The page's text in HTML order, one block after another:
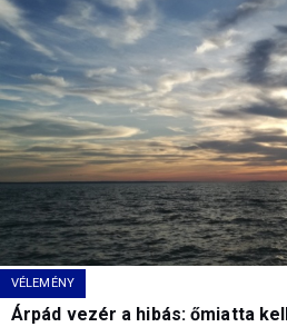
VÉLEMÉNY
Árpád vezér a hibás: őmiatta